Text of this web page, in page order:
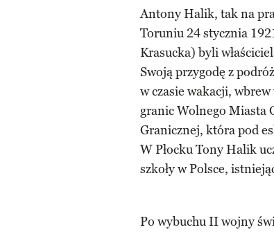
Antony Halik, tak na
Toruniu 24 stycznia
Krasucka) byli
Swoją przygodę z
w czasie wakacji,
granic Wolnego Miasta
Granicznej, która pod
W Płocku Tony Halik
szkoły w Polsce,
Po wybuchu II wojny